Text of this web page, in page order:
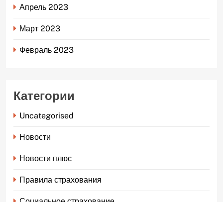
Апрель 2023
Март 2023
Февраль 2023
Категории
Uncategorised
Новости
Новости плюс
Правила страхования